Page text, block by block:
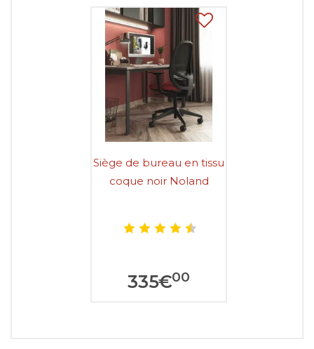
Siège de bureau en tissu
coque noir Noland
335€00